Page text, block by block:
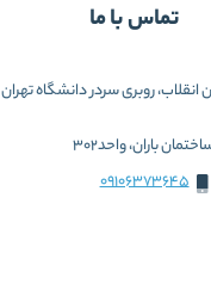
تماس با ما
انقلاب، روبری سردر دانشگاه تهران
باران، واحد302
09106373645